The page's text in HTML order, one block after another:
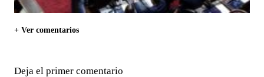
+ Ver comentarios
Deja el primer comentario